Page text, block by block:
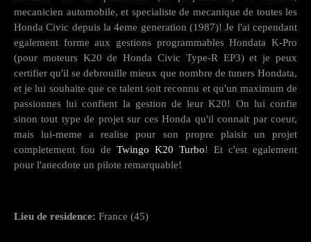
mecanicien automobile, et specialiste de mecanique de toutes les
Honda Civic depuis la 4eme generation (1987)! Je l'ai cependant
egalement forme aux gestions programmables Hondata K-Pro
(pour moteurs K20 de Honda Civic Type-R EP3) et je peux
certifier qu'il se debrouille mieux que nombre de tuners Hondata,
et je lui souhaite que ce talent soit reconnu et qu'un maximum de
passionnes lui confient la gestion de leur K20! On lui confie
sinon tout type de projet sur ces Honda qu'il connait par coeur,
mais lui-meme a realise pour son propre plaisir un projet
completement fou de Twingo K20 Turbo! Et c'est egalement
pour l'anecdote un pilote remarquable!
Lieu de residence: France (45)